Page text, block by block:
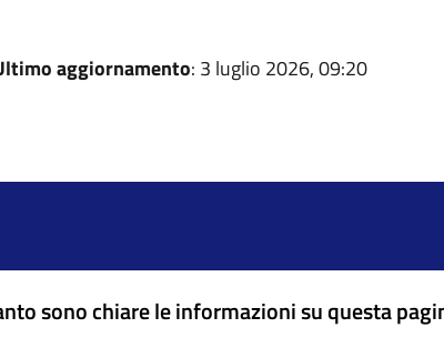
aggiornamento: 3 luglio 2026, 09:20
sono chiare le informazioni su questa